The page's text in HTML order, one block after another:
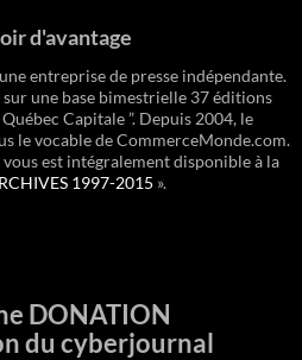
d'avantage
entreprise de presse indépendante.
sur une base bimestrielle 37 éditions
Capitale ”. Depuis 2004, le
le vocable de CommerceMonde.com.
est intégralement disponible à la
1997-2015 ».
DONATION
du cyberjournal